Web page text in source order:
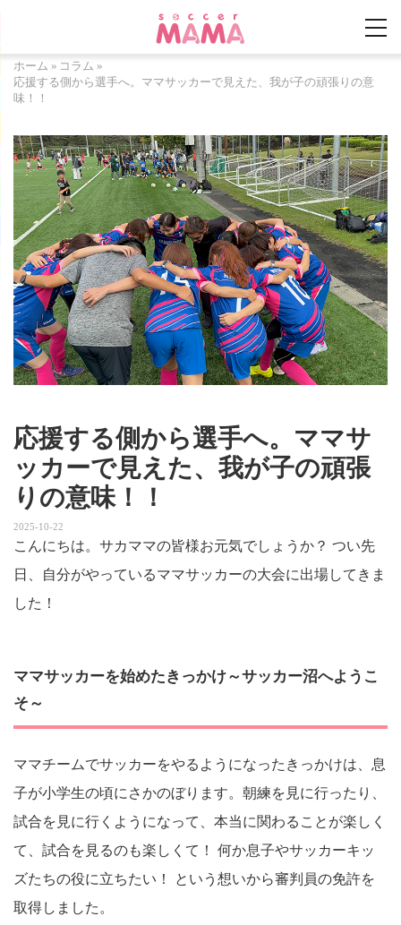
ホーム » コラム »
応援する側から選手へ。ママサッカーで見えた、我が子の頑張りの意
味！！
応援する側から選手へ。ママサ
ッカーで見えた、我が子の頑張
りの意味！！
2025-10-22
こんにちは。サカママの皆様お元気でしょうか？ つい先
日、自分がやっているママサッカーの大会に出場してきま
した！
ママサッカーを始めたきっかけ～サッカー沼へようこ
そ～
ママチームでサッカーをやるようになったきっかけは、息
子が小学生の頃にさかのぼります。朝練を見に行ったり、
試合を見に行くようになって、本当に関わることが楽しく
て、試合を見るのも楽しくて！ 何か息子やサッカーキッ
ズたちの役に立ちたい！ という想いから審判員の免許を
取得しました。